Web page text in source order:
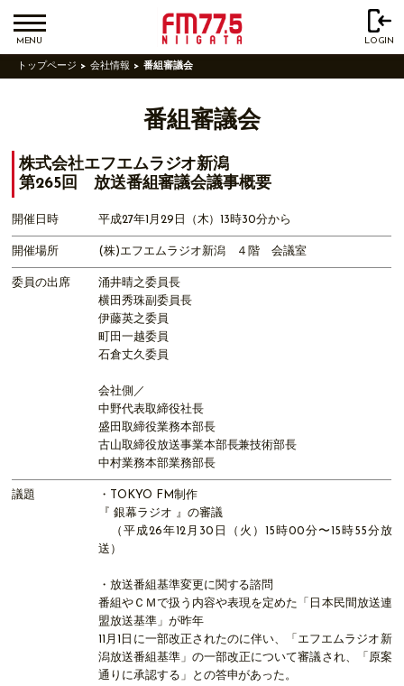
MENU LOGIN
トップページ 会社情報 番組審議会
番組審議会
株式会社エフエムラジオ新潟
第265回 放送番組審議会議事概要
開催日時 平成27年1月29日（木）13時30分から
開催場所 (株)エフエムラジオ新潟 ４階 会議室
委員の出席
涌井晴之委員長
横田秀珠副委員長
伊藤英之委員
町田一越委員
石倉丈久委員
会社側／
中野代表取締役社長
盛田取締役業務本部長
古山取締役放送事業本部長兼技術部長
中村業務本部業務部長
議題
・TOKYO FM制作
『 銀幕ラジオ 』の審議
（平成26年12月30日（火）15時00分〜15時55分放
送）
・放送番組基準変更に関する諮問
番組やＣＭで扱う内容や表現を定めた「日本民間放送連
盟放送基準」が昨年
11月1日に一部改正されたのに伴い、「エフエムラジオ新
潟放送番組基準」の一部改正について審議され、「原案
通りに承認する」との答申があった。